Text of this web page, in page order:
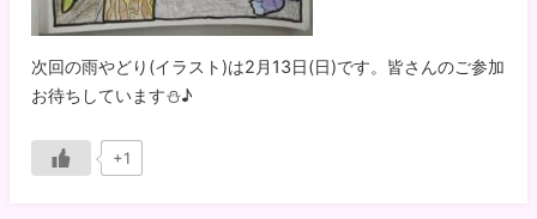
次回の雨やどり(イラスト)は2月13日(日)です。皆さんのご参加
お待ちしています⛄♪
+1